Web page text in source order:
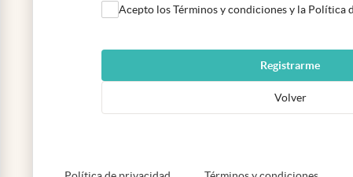
Acepto los Términos y condiciones y la Política
Registrarme
Volver